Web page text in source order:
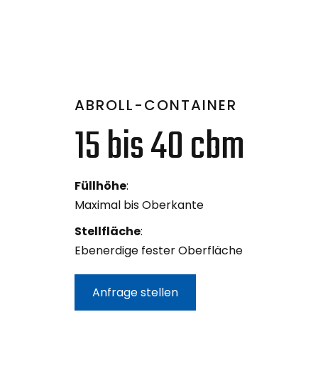
Container
ABROLL-CONTAINER
15 bis 40 cbm
Füllhöhe:
Maximal bis Oberkante
Stellfläche:
Ebenerdige fester Oberfläche
Anfrage stellen